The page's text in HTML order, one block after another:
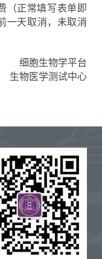
（正常填写表单即
一天取消，未取消
细胞生物学平台
生物医学测试中心